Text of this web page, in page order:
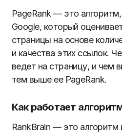
PageRank — это
Google, который
страницы на основе
и качества этих ссылок.
ведет на страницу, и чем
тем выше ее PageRank.
Как работает
RankBrain — это алгоритм